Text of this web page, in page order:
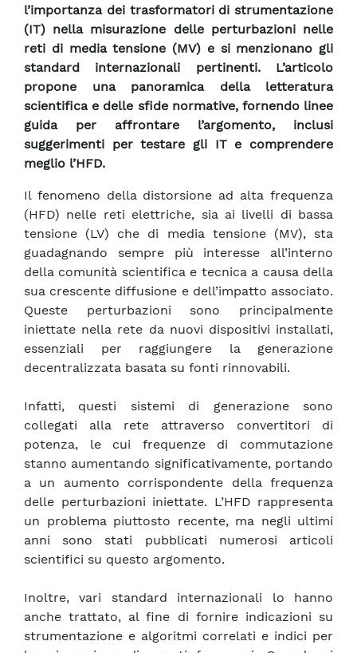
l’importanza dei trasformatori di strumentazione
(IT) nella misurazione delle perturbazioni nelle
reti di media tensione (MV) e si menzionano gli
standard internazionali pertinenti. L’articolo
propone una panoramica della letteratura
scientifica e delle sfide normative, fornendo linee
guida per affrontare l’argomento, inclusi
suggerimenti per testare gli IT e comprendere
meglio l’HFD.
Il fenomeno della distorsione ad alta frequenza
(HFD) nelle reti elettriche, sia ai livelli di bassa
tensione (LV) che di media tensione (MV), sta
guadagnando sempre più interesse all’interno
della comunità scientifica e tecnica a causa della
sua crescente diffusione e dell’impatto associato.
Queste perturbazioni sono principalmente
iniettate nella rete da nuovi dispositivi installati,
essenziali per raggiungere la generazione
decentralizzata basata su fonti rinnovabili.
Infatti, questi sistemi di generazione sono
collegati alla rete attraverso convertitori di
potenza, le cui frequenze di commutazione
stanno aumentando significativamente, portando
a un aumento corrispondente della frequenza
delle perturbazioni iniettate. L’HFD rappresenta
un problema piuttosto recente, ma negli ultimi
anni sono stati pubblicati numerosi articoli
scientifici su questo argomento.
Inoltre, vari standard internazionali lo hanno
anche trattato, al fine di fornire indicazioni su
strumentazione e algoritmi correlati e indici per